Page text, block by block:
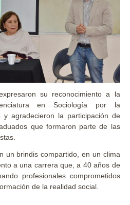
su reconocimiento a la
en Sociología por la
agradecieron la participación de
que formaron parte de las
un brindis compartido, en un clima
a una carrera que, a 40 años de
profesionales comprometidos
de la realidad social.